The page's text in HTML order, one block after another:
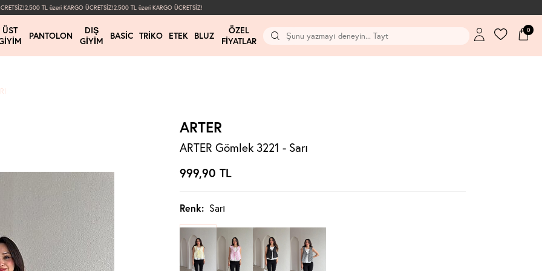
2.500 TL üzeri KARGO ÜCRETSİZ!2.500 TL üzeri KARGO ÜCRETSİZ!
ÜST
PANTOLON
DIŞ
GIYIM
BASIC TRIKO ETEK BLUZ
ÖZEL
FIYATLAR
0
ARTER
ARTER Gömlek 3221 - Sarı
999,90 TL
Renk: Sarı